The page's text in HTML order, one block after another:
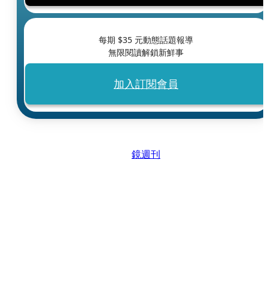
每期 $35 元動態話題報導
無限閱讀解鎖新鮮事
加入訂閱會員
鏡週刊